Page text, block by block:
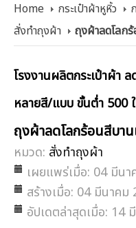
Home กระเป๋าผ้าหูหิ้ว
สั่งทำถุงผ้า
ถุงผ้าลดโลก
โรงงานผลิตกระเป๋าผ้า
หลายสี/แบบ ขั้นต่ำ 500
ถุงผ้าลดโลกร้อนสีบาน
หมวด: สั่งทำถุงผ้า
เผยแพร่เมื่อ: 04 มีน
สร้างเมื่อ: 04 มีนาคม
อัปเดตล่าสุดเมื่อ: 14